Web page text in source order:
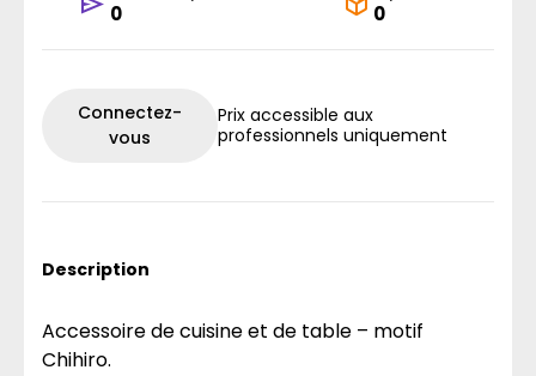
0 0
Connectez-
vous
Prix accessible aux
professionnels uniquement
Description
Accessoire de cuisine et de table – motif
Chihiro.